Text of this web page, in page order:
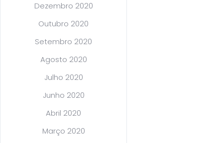
Dezembro 2020
Outubro 2020
Setembro 2020
Agosto 2020
Julho 2020
Junho 2020
Abril 2020
Março 2020